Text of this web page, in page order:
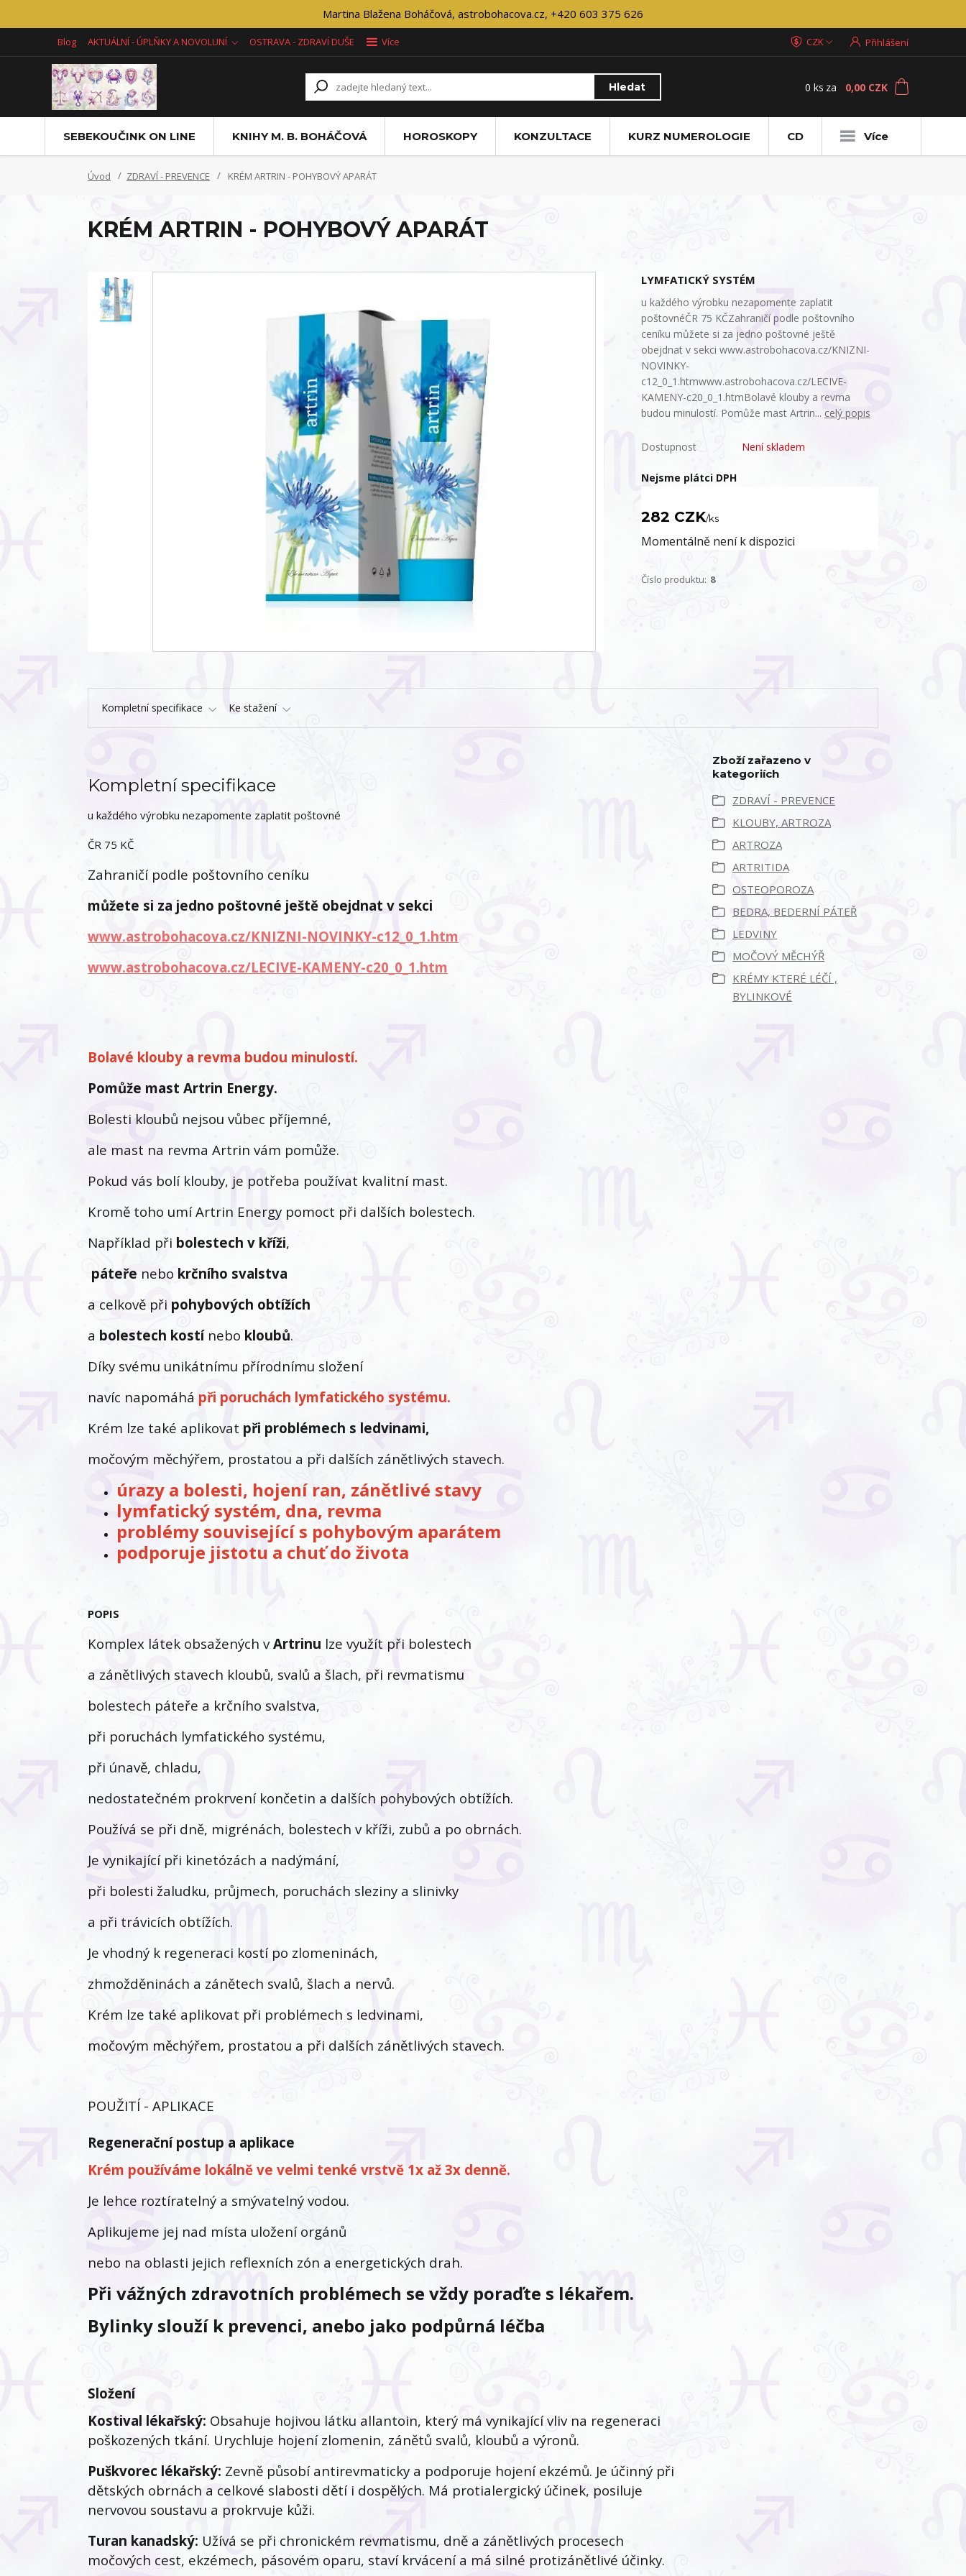
Martina Blažena Boháčová, astrobohacova.cz, +420 603 375 626
Blog AKTUÁLNÍ - ÚPLŇKY A NOVOLUNÍ OSTRAVA - ZDRAVÍ DUŠE Více CZK Přihlášení
Hledat 0 ks za 0,00 CZK
SEBEKOUČINK ON LINE KNIHY M. B. BOHÁČOVÁ HOROSKOPY KONZULTACE KURZ NUMEROLOGIE CD Více
Úvod ZDRAVÍ - PREVENCE KRÉM ARTRIN - POHYBOVÝ APARÁT
KRÉM ARTRIN - POHYBOVÝ APARÁT
LYMFATICKÝ SYSTÉM
u každého výrobku nezapomente zaplatit
poštovnéČR 75 KČZahraničí podle poštovního
ceníku můžete si za jedno poštovné ještě
obejdnat v sekci www.astrobohacova.cz/KNIZNI-
NOVINKY-
c12_0_1.htmwww.astrobohacova.cz/LECIVE-
KAMENY-c20_0_1.htmBolavé klouby a revma
budou minulostí. Pomůže mast Artrin... celý popis
Dostupnost Není skladem
Nejsme plátci DPH
282 CZK/ks
Momentálně není k dispozici
Číslo produktu: 8
Kompletní specifikace Ke stažení
Kompletní specifikace
u každého výrobku nezapomente zaplatit poštovné
ČR 75 KČ
Zahraničí podle poštovního ceníku
můžete si za jedno poštovné ještě obejdnat v sekci
www.astrobohacova.cz/KNIZNI-NOVINKY-c12_0_1.htm
www.astrobohacova.cz/LECIVE-KAMENY-c20_0_1.htm
Bolavé klouby a revma budou minulostí.
Pomůže mast Artrin Energy.
Bolesti kloubů nejsou vůbec příjemné,
ale mast na revma Artrin vám pomůže.
Pokud vás bolí klouby, je potřeba používat kvalitní mast.
Kromě toho umí Artrin Energy pomoct při dalších bolestech.
Například při bolestech v kříži,
páteře nebo krčního svalstva
a celkově při pohybových obtížích
a bolestech kostínebo kloubů.
Díky svému unikátnímu přírodnímu složení
navíc napomáhá při poruchách lymfatického systému.
Krém lze také aplikovat při problémech s ledvinami,
močovým měchýřem, prostatou a při dalších zánětlivých stavech.
úrazy a bolesti, hojení ran, zánětlivé stavy
lymfatický systém, dna, revma
problémy související s pohybovým aparátem
podporuje jistotu a chuť do života
POPIS
Komplex látek obsažených vArtrinu lze využít při bolestech
a zánětlivých stavech kloubů, svalů a šlach, při revmatismu
bolestech páteře a krčního svalstva,
při poruchách lymfatického systému,
při únavě, chladu,
nedostatečném prokrvení končetin a dalších pohybových obtížích.
Používá se při dně, migrénách, bolestech v kříži, zubů a po obrnách.
Je vynikající při kinetózách a nadýmání,
při bolesti žaludku, průjmech, poruchách sleziny a slinivky
a při trávicích obtížích.
Je vhodný k regeneraci kostí po zlomeninách,
zhmožděninách a zánětech svalů, šlach a nervů.
Krém lze také aplikovat při problémech s ledvinami,
močovým měchýřem, prostatou a při dalších zánětlivých stavech.
POUŽITÍ - APLIKACE
Regenerační postup a aplikace
Krém používáme lokálně ve velmi tenké vrstvě 1x až 3x denně.
Je lehce roztíratelný a smývatelný vodou.
Aplikujeme jej nad místa uložení orgánů
nebo na oblasti jejich reflexních zón a energetických drah.
Při vážných zdravotních problémech se vždy poraďte s lékařem.
Bylinky slouží k prevenci, anebo jako podpůrná léčba
Složení
Kostival lékařský: Obsahuje hojivou látku allantoin, který má vynikající vliv na regeneraci
poškozených tkání. Urychluje hojení zlomenin, zánětů svalů, kloubů a výronů.
Puškvorec lékařský: Zevně působí antirevmaticky a podporuje hojení ekzémů. Je účinný při
dětských obrnách a celkové slabosti dětí i dospělých. Má protialergický účinek, posiluje
nervovou soustavu a prokrvuje kůži.
Turan kanadský: Užívá se při chronickém revmatismu, dně a zánětlivých procesech
močových cest, ekzémech, pásovém oparu, staví krvácení a má silné protizánětlivé účinky.
Zboží zařazeno v
kategoriích
ZDRAVÍ - PREVENCE
KLOUBY, ARTROZA
ARTROZA
ARTRITIDA
OSTEOPOROZA
BEDRA, BEDERNÍ PÁTEŘ
LEDVINY
MOČOVÝ MĚCHÝŘ
KRÉMY KTERÉ LÉČÍ ,
BYLINKOVÉ